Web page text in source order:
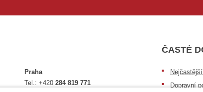
Praha
Tel.:+420284 819 771
ČASTÉ
Dopravní